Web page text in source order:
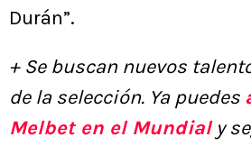
Durán”.
+ Se buscan nuevos
de la selección. Ya puedes
Melbet en el Mundialy